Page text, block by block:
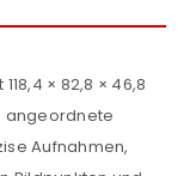
× 82,8 × 46,8
angeordnete
Aufnahmen,